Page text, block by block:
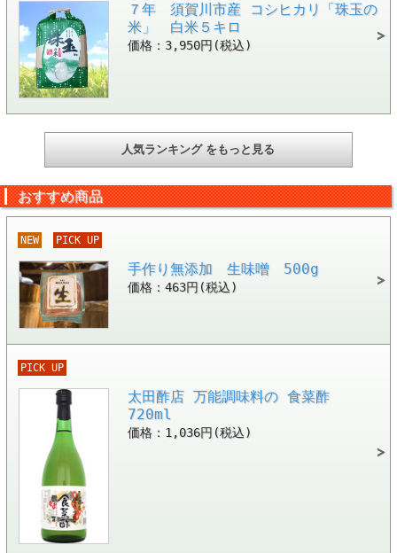
７年 須賀川市産 コシヒカリ「珠玉の
米」 白米５キロ
価格：3,950円(税込)
人気ランキング をもっと見る
おすすめ商品
NEW PICK UP
手作り無添加 生味噌 500g
価格：463円(税込)
PICK UP
太田酢店 万能調味料の 食菜酢
720ml
価格：1,036円(税込)